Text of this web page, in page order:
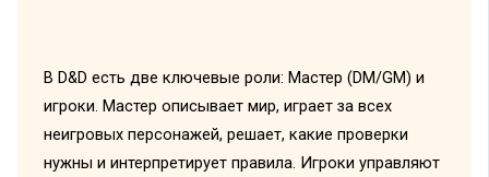
В D&D есть две ключевые роли: Мастер (DM/GM) и
игроки. Мастер описывает мир, играет за всех
неигровых персонажей, решает, какие проверки
нужны и интерпретирует правила. Игроки управляют